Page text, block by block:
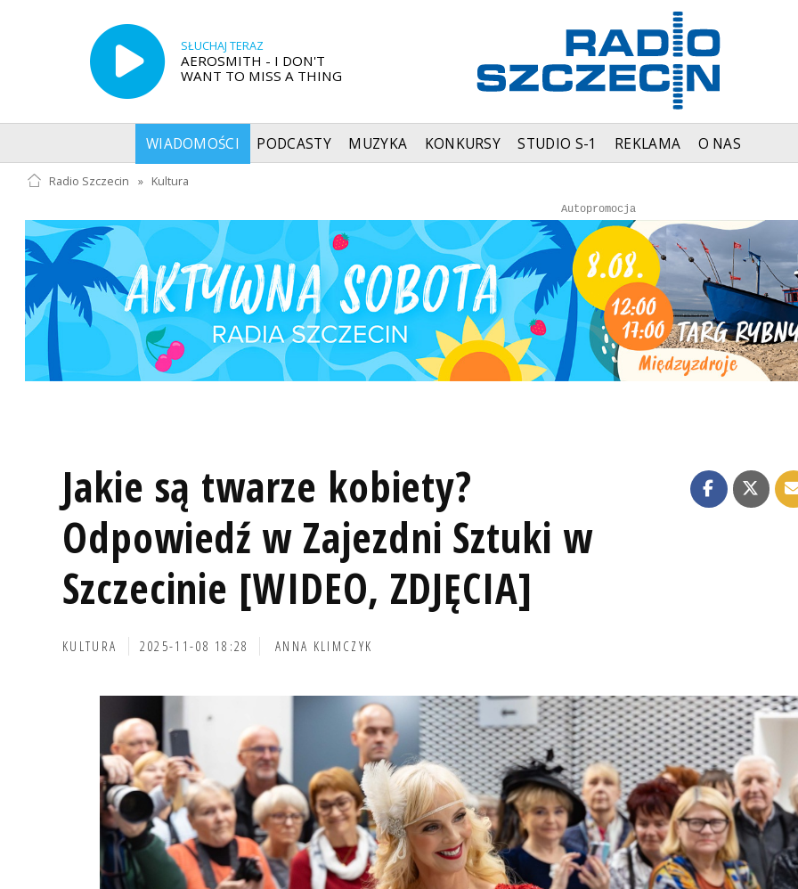
SŁUCHAJ TERAZ
AEROSMITH - I DON'T
WANT TO MISS A THING
WIADOMOŚCI PODCASTY MUZYKA KONKURSY STUDIO S-1 REKLAMA O NAS
Radio Szczecin » Kultura
Autopromocja
Autopromocja
Reklama
Jakie są twarze kobiety?
Odpowiedź w Zajezdni Sztuki w
Szczecinie [WIDEO, ZDJĘCIA]
KULTURA 2025-11-08 18:28 ANNA KLIMCZYK